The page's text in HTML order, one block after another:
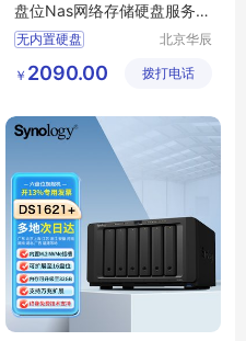
盘位Nas网络存储硬盘服务器
家庭个人云网盘
无内置硬盘
北京华辰
限公司
￥ 2090.00 拨打电话